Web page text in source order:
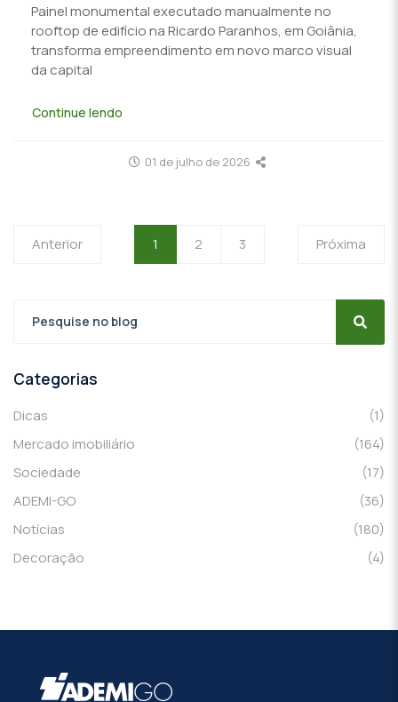
Painel monumental executado manualmente no
rooftop de edifício na Ricardo Paranhos, em Goiânia,
transforma empreendimento em novo marco visual
da capital
Continue lendo
01 de julho de 2026
Anterior 1 2 3 Próxima
Categorias
Dicas
(1)
Mercado imobiliário
(164)
Sociedade
(17)
ADEMI-GO
(36)
Notícias
(180)
Decoração
(4)